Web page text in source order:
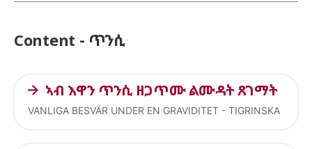
Content - ጥንሲ
ኣብ እዋን ጥንሲ ዘጋጥሙ ልሙዳት ጸገማት
VANLIGA BESVÄR UNDER EN GRAVIDITET - TIGRINSKA